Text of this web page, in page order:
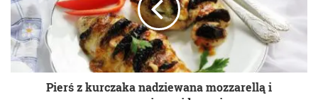
Pierś z kurczaka nadziewana mozzarellą i